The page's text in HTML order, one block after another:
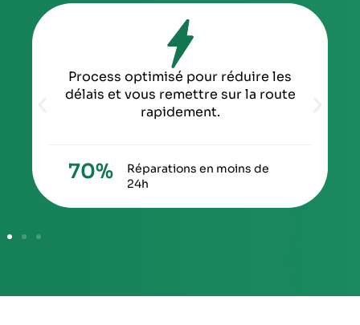
Process optimisé pour réduire les
délais et vous remettre sur la route
rapidement.
Réparations en moins de
24h
70%